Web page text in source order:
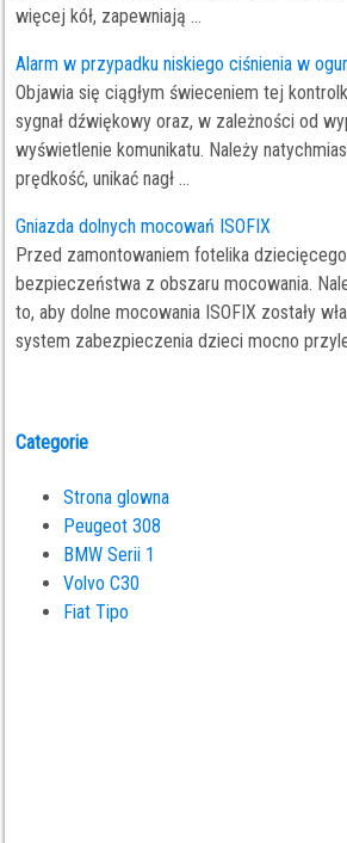
więcej kół, zapewniają ...
Alarm w przypadku niskiego ciśnienia w
Objawia się ciągłym świeceniem tej
sygnał dźwiękowy oraz, w zależności od
wyświetlenie komunikatu. Należy
prędkość, unikać nagł ...
Gniazda dolnych mocowań ISOFIX
Przed zamontowaniem fotelika dziecięcego
bezpieczeństwa z obszaru mocowania.
to, aby dolne mocowania ISOFIX zostały
system zabezpieczenia dzieci mocno
Categorie
Strona glowna
Peugeot 308
BMW Serii 1
Volvo C30
Fiat Tipo